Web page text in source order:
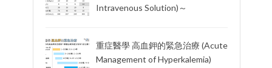
Intravenous Solution)～
重症醫學 高血鉀的緊急治療 (Acute
Management of Hyperkalemia)